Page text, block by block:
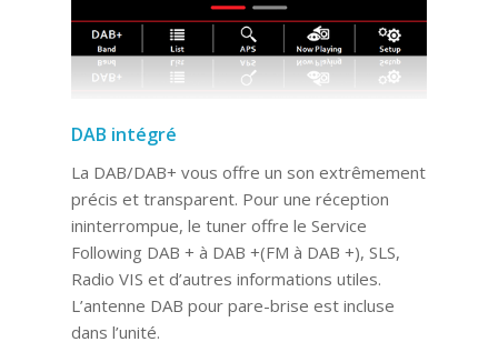
DAB intégré
La DAB/DAB+ vous offre un son extrêmement
précis et transparent. Pour une réception
ininterrompue, le tuner offre le Service
Following DAB + à DAB +(FM à DAB +), SLS,
Radio VIS et d’autres informations utiles.
L’antenne DAB pour pare-brise est incluse
dans l’unité.